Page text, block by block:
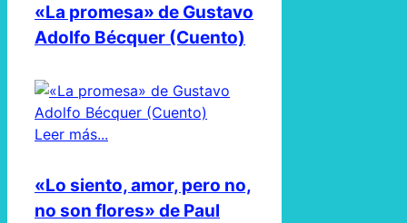
«La promesa» de Gustavo
Adolfo Bécquer (Cuento)
Leer más...
«Lo siento, amor, pero no,
no son flores» de Paul